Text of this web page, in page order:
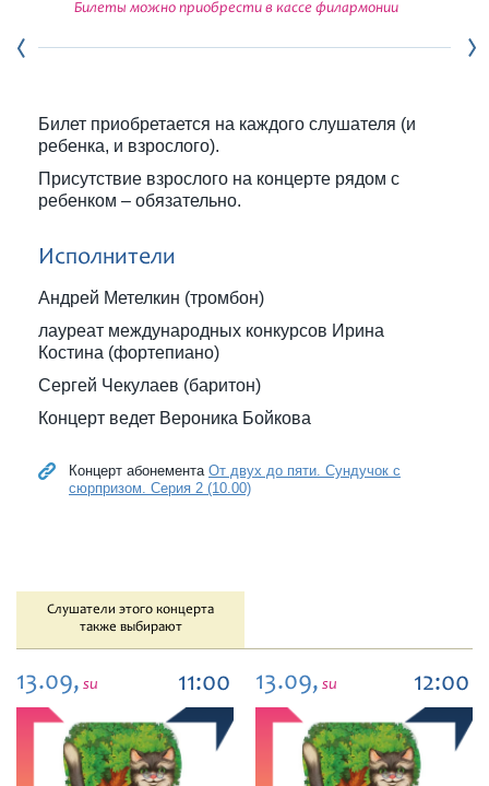
Билеты можно приобрести в кассе филармонии
Билет приобретается на каждого слушателя (и
ребенка, и взрослого).
Присутствие взрослого на концерте рядом с
ребенком – обязательно.
Исполнители
Андрей Метелкин (тромбон)
лауреат международных конкурсов Ирина
Костина (фортепиано)
Сергей Чекулаев (баритон)
Концерт ведет Вероника Бойкова
Концерт абонемента От двух до пяти. Сундучок с
сюрпризом. Серия 2 (10.00)
Слушатели этого концерта
также выбирают
13.09, su 11:00 13.09, su 12:00